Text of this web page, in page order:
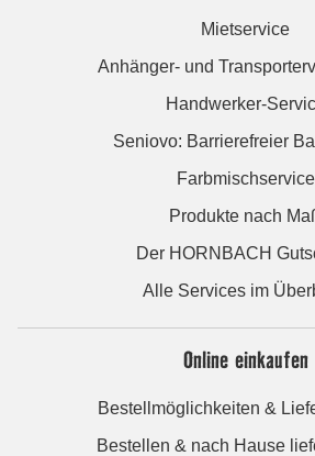
Mietservice
Anhänger- und
Handwerker-
Seniovo: Barrierefreier
Farbmischservice
Produkte nach
Der HORNBACH
Alle Services im
Online einkaufen
Bestellmöglichkeiten &
Bestellen & nach Hause